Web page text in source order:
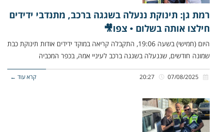
רמת גן: תינוקת ננעלה בשגגה ברכב, מתנדבי ידידים
חילצו אותה בשלום • צפו🎥
היום (חמישי) בשעה 19:06, התקבלה קריאה במוקד ידידים אודות תינוקת כבת
שמונה חודשים, שננעלה בשגגה ברכב לעיניי אמהּ, בכפר המכביה
קרא עוד ←